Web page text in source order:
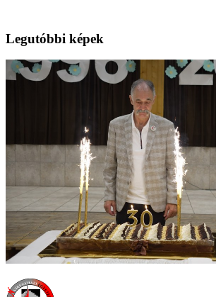
Legutóbbi képek